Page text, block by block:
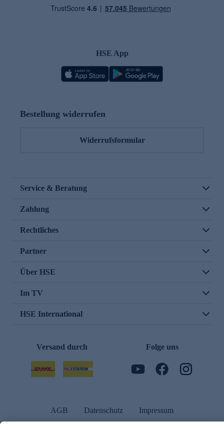
HSE App
Bestellung widerrufen
Widerrufsformular
Service & Beratung
Zahlung
Rechtliches
Partner
Über HSE
Im TV
HSE International
Versand durch Folge uns
AGB Datenschutz Impressum